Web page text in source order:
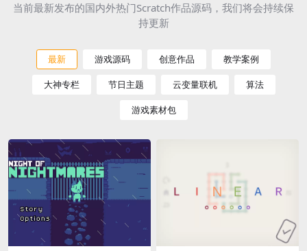
当前最新发布的国内外热门Scratch作品源码，我们将会持续保
持更新
最新 游戏源码 创意作品 教学案例
大神专栏 节日主题 云变量联机 算法
游戏素材包